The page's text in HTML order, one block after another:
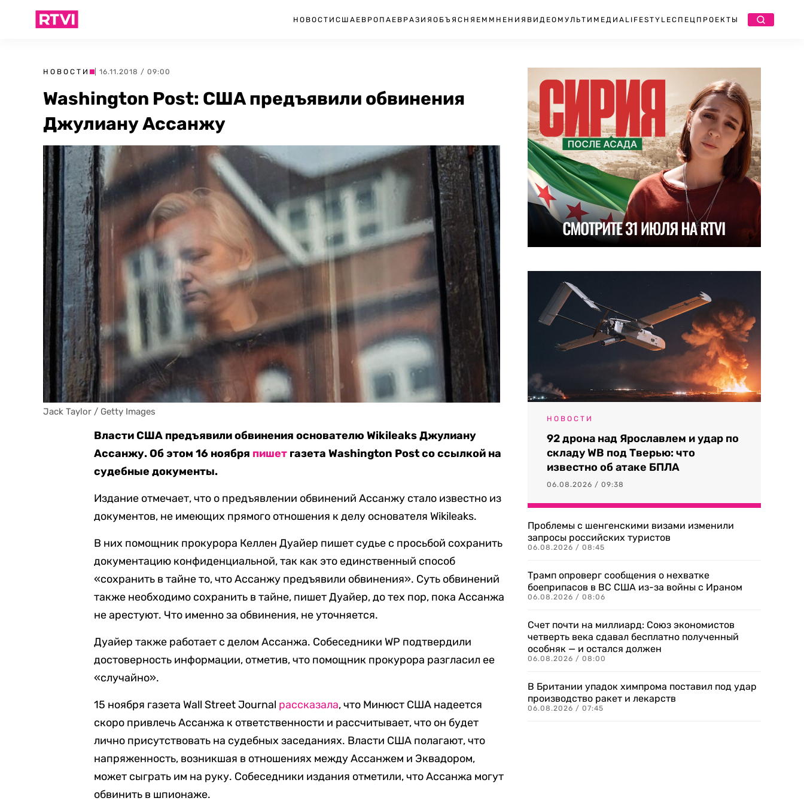
НОВОСТИ США ЕВРОПА ЕВРАЗИЯ ОБЪЯСНЯЕМ МНЕНИЯ ВИДЕО МУЛЬТИМЕДИА LIFESTYLEСПЕЦПРОЕКТЫ
НОВОСТИ | 16.11.2018 / 09:00
Washington Post: США предъявили обвинения
Джулиану Ассанжу
Jack Taylor / Getty Images
Власти США предъявили обвинения основателю Wikileaks Джулиану
Ассанжу. Об этом 16 ноября пишет газета Washington Post со ссылкой на
судебные документы.
Издание отмечает, что о предъявлении обвинений Ассанжу стало известно из
документов, не имеющих прямого отношения к делу основателя Wikileaks.
В них помощник прокурора Келлен Дуайер пишет судье с просьбой сохранить
документацию конфиденциальной, так как это единственный способ
«сохранить в тайне то, что Ассанжу предъявили обвинения». Суть обвинений
также необходимо сохранить в тайне, пишет Дуайер, до тех пор, пока Ассанжа
не арестуют. Что именно за обвинения, не уточняется.
Дуайер также работает с делом Ассанжа. Собеседники WP подтвердили
достоверность информации, отметив, что помощник прокурора разгласил ее
«случайно».
15 ноября газета Wall Street Journal рассказала, что Минюст США надеется
скоро привлечь Ассанжа к ответственности и рассчитывает, что он будет
лично присутствовать на судебных заседаниях. Власти США полагают, что
напряженность, возникшая в отношениях между Ассанжем и Эквадором,
может сыграть им на руку. Собеседники издания отметили, что Ассанжа могут
обвинить в шпионаже.
НОВОСТИ
92 дрона над Ярославлем и удар по
складу WB под Тверью: что
известно об атаке БПЛА
06.08.2026 / 09:38
Проблемы с шенгенскими визами изменили
запросы российских туристов
06.08.2026 / 08:45
Трамп опроверг сообщения о нехватке
боеприпасов в ВС США из-за войны с Ираном
06.08.2026 / 08:06
Счет почти на миллиард: Союз экономистов
четверть века сдавал бесплатно полученный
особняк — и остался должен
06.08.2026 / 08:00
В Британии упадок химпрома поставил под удар
производство ракет и лекарств
06.08.2026 / 07:45